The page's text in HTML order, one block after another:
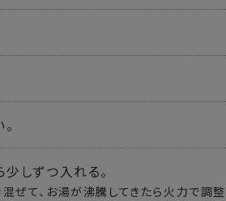
しずつ入れる。
ぜて、お湯が沸騰してきたら火力で調